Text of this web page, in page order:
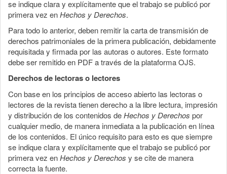
se indique clara y explícitamente que el trabajo se publicó por
primera vez enHechos y Derechos.
Para todo lo anterior, deben remitir la carta de transmisión de
derechos patrimoniales de la primera publicación, debidamente
requisitada y firmada por las autoras o autores. Este formato
debe ser remitido en PDF a través de la plataforma OJS.
Derechos de lectoras o lectores
Con base en los principios de acceso abierto las lectoras o
lectores de la revista tienen derecho a la libre lectura, impresión
y distribución de los contenidos deHechos y Derechos por
cualquier medio, de manera inmediata a la publicación en línea
de los contenidos. El único requisito para esto es que siempre
se indique clara y explícitamente que el trabajo se publicó por
primera vez enHechos y Derechos y se cite de manera
correcta la fuente.